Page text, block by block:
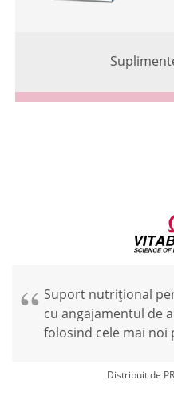
Suport nutrițional
cu angajamentul de
folosind cele mai noi
Distribuit de